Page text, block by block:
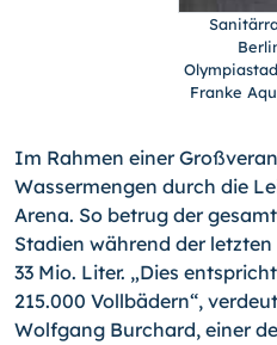
Franke
Im Rahmen einer
Wassermengen durch die
Arena. So betrug der
Stadien während der
33 Mio. Liter. „Dies
215.000 Vollbädern“,
Wolfgang Burchard, einer